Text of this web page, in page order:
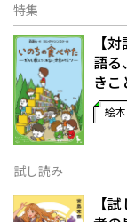
特集
【
語る
きこ
絵
試し読み
【